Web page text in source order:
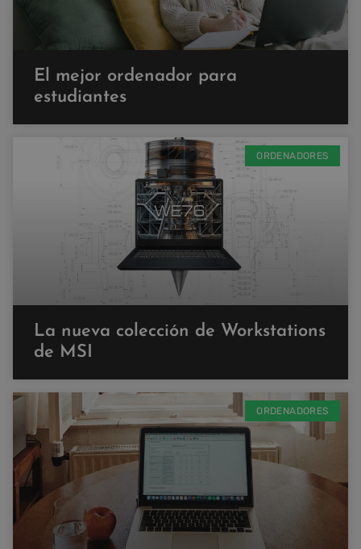
El mejor ordenador para
estudiantes
ORDENADORES
La nueva colección de Workstations
de MSI
ORDENADORES